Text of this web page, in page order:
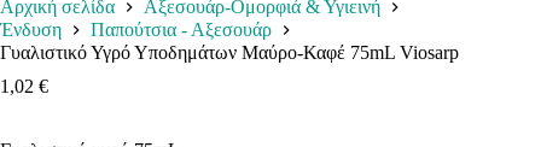
Αρχική σελίδα
Αξεσουάρ-Ομορφιά & Υγιεινή
Ένδυση
Παπούτσια - Αξεσουάρ
Γυαλιστικό Υγρό Υποδημάτων Μαύρο-Καφέ 75mL Viosarp
1,02 €